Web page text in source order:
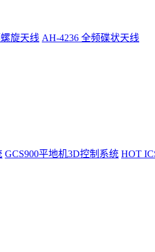
旋天线 AH-4236 全频碟状天线
GCS900平地机3D控制系统 HOT